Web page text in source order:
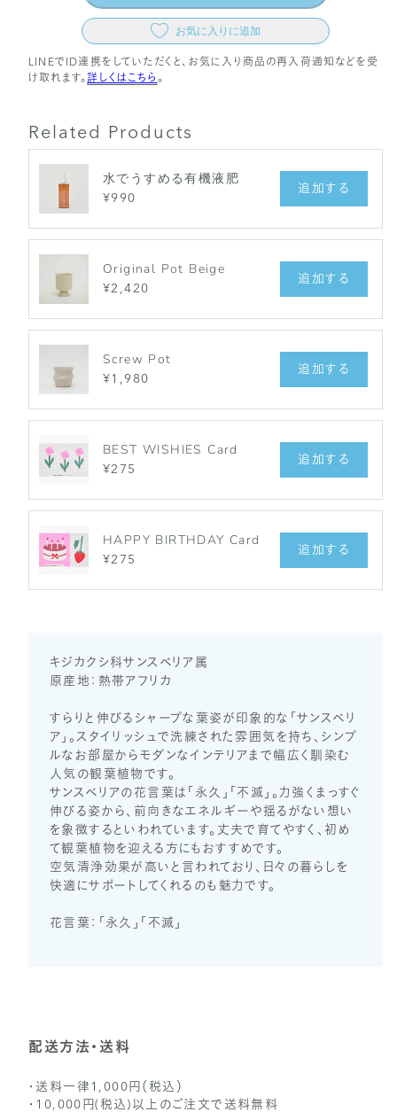
お気に入りに追加
LINEでID連携をしていただくと、お気に入り商品の再入荷通知などを受
け取れます。 詳しくはこちら 。
Related Products
水でうすめる有機液肥
¥990
追加する
Original Pot Beige
¥2,420
追加する
Screw Pot
¥1,980
追加する
BEST WISHIES Card
¥275
追加する
HAPPY BIRTHDAY Card
¥275
追加する
キジカクシ科サンスベリア属
原産地：熱帯アフリカ
すらりと伸びるシャープな葉姿が印象的な「サンスベリ
ア」。スタイリッシュで洗練された雰囲気を持ち、シンプ
ルなお部屋からモダンなインテリアまで幅広く馴染む
人気の観葉植物です。
サンスベリアの花言葉は「永久」「不滅」。力強くまっすぐ
伸びる姿から、前向きなエネルギーや揺るがない想い
を象徴するといわれています。丈夫で育てやすく、初め
て観葉植物を迎える方にもおすすめです。
空気清浄効果が高いと言われており、日々の暮らしを
快適にサポートしてくれるのも魅力です。
花言葉：「永久」「不滅」
配送方法・送料
・送料一律1,000円（税込）
・10,000円(税込)以上のご注文で送料無料